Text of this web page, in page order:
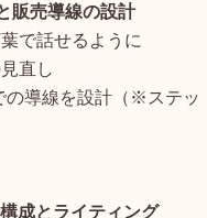
販売導線の設計
で話せるように
直し
の導線を設計（※ステッ
成とライティング